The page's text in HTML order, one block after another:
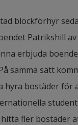
blockförhyr
Patrikshill av
erbjuda
samma sätt
hyra bostäder för
fler bostäder